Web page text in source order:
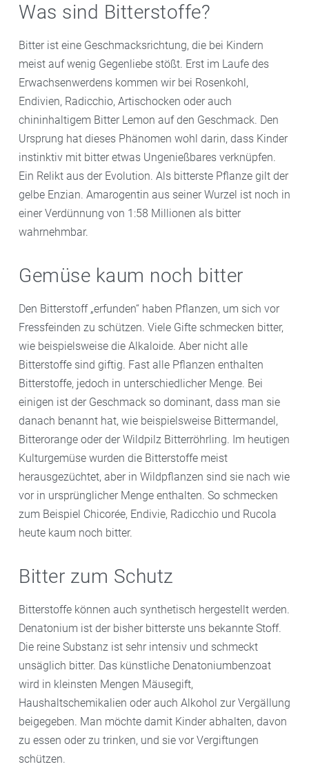
Was sind Bitterstoffe?
Bitter ist eine Geschmacksrichtung, die bei Kindern
meist auf wenig Gegenliebe stößt. Erst im Laufe des
Erwachsenwerdens kommen wir bei Rosenkohl,
Endivien, Radicchio, Artischocken oder auch
chininhaltigem Bitter Lemon auf den Geschmack. Den
Ursprung hat dieses Phänomen wohl darin, dass Kinder
instinktiv mit bitter etwas Ungenießbares verknüpfen.
Ein Relikt aus der Evolution. Als bitterste Pflanze gilt der
gelbe Enzian. Amarogentin aus seiner Wurzel ist noch in
einer Verdünnung von 1:58 Millionen als bitter
wahrnehmbar.
Gemüse kaum noch bitter
Den Bitterstoff „erfunden“ haben Pflanzen, um sich vor
Fressfeinden zu schützen. Viele Gifte schmecken bitter,
wie beispielsweise die Alkaloide. Aber nicht alle
Bitterstoffe sind giftig. Fast alle Pflanzen enthalten
Bitterstoffe, jedoch in unterschiedlicher Menge. Bei
einigen ist der Geschmack so dominant, dass man sie
danach benannt hat, wie beispielsweise Bittermandel,
Bitterorange oder der Wildpilz Bitterröhrling. Im heutigen
Kulturgemüse wurden die Bitterstoffe meist
herausgezüchtet, aber in Wildpflanzen sind sie nach wie
vor in ursprünglicher Menge enthalten. So schmecken
zum Beispiel Chicorée, Endivie, Radicchio und Rucola
heute kaum noch bitter.
Bitter zum Schutz
Bitterstoffe können auch synthetisch hergestellt werden.
Denatonium ist der bisher bitterste uns bekannte Stoff.
Die reine Substanz ist sehr intensiv und schmeckt
unsäglich bitter. Das künstliche Denatoniumbenzoat
wird in kleinsten Mengen Mäusegift,
Haushaltschemikalien oder auch Alkohol zur Vergällung
beigegeben. Man möchte damit Kinder abhalten, davon
zu essen oder zu trinken, und sie vor Vergiftungen
schützen.